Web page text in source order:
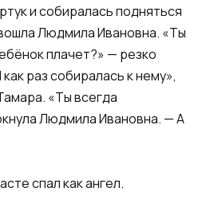
и собиралась подняться
Людмила Ивановна. «Ты
плачет?» — резко
раз собиралась к нему»,
«Ты всегда
Людмила Ивановна. — А
спал как ангел.